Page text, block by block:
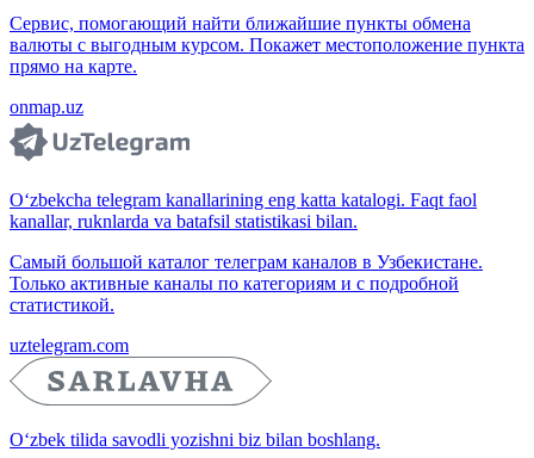
Сервис, помогающий найти ближайшие пункты обмена
валюты с выгодным курсом. Покажет местоположение пункта
прямо на карте.
onmap.uz
O‘zbekcha telegram kanallarining eng katta katalogi. Faqt faol
kanallar, ruknlarda va batafsil statistikasi bilan.
Самый большой каталог телеграм каналов в Узбекистане.
Только активные каналы по категориям и с подробной
статистикой.
uztelegram.com
O‘zbek tilida savodli yozishni biz bilan boshlang.